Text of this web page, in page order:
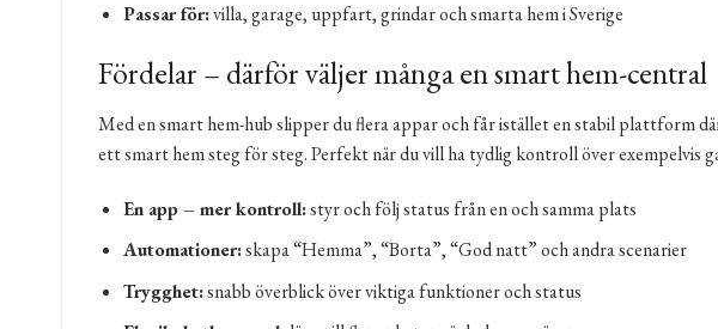
Passar för:villa, garage, uppfart, grindar och smarta hem i Sverige
Fördelar – därför väljer många en smart hem-central
Med en smart hem-hub slipper du flera appar och får istället en stabil plattform
ett smart hem steg för steg. Perfekt när du vill ha tydlig kontroll över exempelvis
En app – mer kontroll:styr och följ status från en och samma plats
Automationer:skapa “Hemma”, “Borta”, “God natt” och andra scenarier
Trygghet:snabb överblick över viktiga funktioner och status